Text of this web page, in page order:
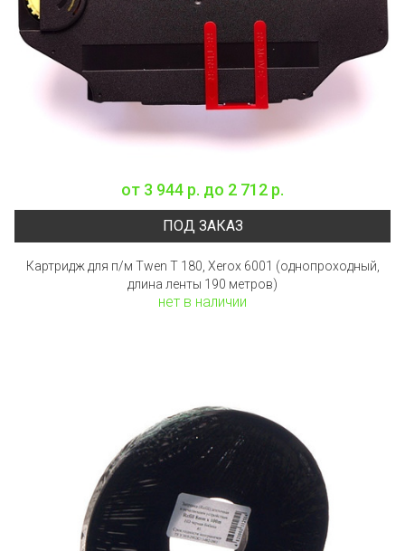
от 3 944 р. до 2 712 р.
ПОД ЗАКАЗ
Картридж для п/м Twen T 180, Xerox 6001 (однопроходный,
длина ленты 190 метров)
нет в наличии